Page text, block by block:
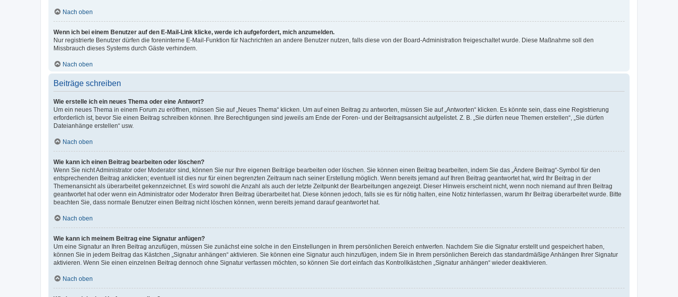
Nach oben
Wenn ich bei einem Benutzer auf den E-Mail-Link klicke, werde ich aufgefordert, mich anzumelden.
Nur registrierte Benutzer dürfen die foreninterne E-Mail-Funktion für Nachrichten an andere Benutzer nutzen, falls diese von der Board-Administration freigeschaltet wurde. Diese Maßnahme soll den
Missbrauch dieses Systems durch Gäste verhindern.
Nach oben
Beiträge schreiben
Wie erstelle ich ein neues Thema oder eine Antwort?
Um ein neues Thema in einem Forum zu eröffnen, müssen Sie auf „Neues Thema“ klicken. Um auf einen Beitrag zu antworten, müssen Sie auf „Antworten“ klicken. Es könnte sein, dass eine Registrierung
erforderlich ist, bevor Sie einen Beitrag schreiben können. Ihre Berechtigungen sind jeweils am Ende der Foren- und der Beitragsansicht aufgelistet. Z. B. „Sie dürfen neue Themen erstellen“, „Sie dürfen
Dateianhänge erstellen“ usw.
Nach oben
Wie kann ich einen Beitrag bearbeiten oder löschen?
Wenn Sie nicht Administrator oder Moderator sind, können Sie nur Ihre eigenen Beiträge bearbeiten oder löschen. Sie können einen Beitrag bearbeiten, indem Sie das „Ändere Beitrag“-Symbol für den
entsprechenden Beitrag anklicken; eventuell ist dies nur für einen begrenzten Zeitraum nach seiner Erstellung möglich. Wenn bereits jemand auf Ihren Beitrag geantwortet hat, wird Ihr Beitrag in der
Themenansicht als überarbeitet gekennzeichnet. Es wird sowohl die Anzahl als auch der letzte Zeitpunkt der Bearbeitungen angezeigt. Dieser Hinweis erscheint nicht, wenn noch niemand auf Ihren Beitrag
geantwortet hat oder wenn ein Administrator oder Moderator Ihren Beitrag überarbeitet hat. Diese können jedoch, falls sie es für nötig halten, eine Notiz hinterlassen, warum Ihr Beitrag überarbeitet wurde. Bitte
beachten Sie, dass normale Benutzer einen Beitrag nicht löschen können, wenn bereits jemand darauf geantwortet hat.
Nach oben
Wie kann ich meinem Beitrag eine Signatur anfügen?
Um eine Signatur an Ihren Beitrag anzufügen, müssen Sie zunächst eine solche in den Einstellungen in Ihrem persönlichen Bereich entwerfen. Nachdem Sie die Signatur erstellt und gespeichert haben,
können Sie in jedem Beitrag das Kästchen „Signatur anhängen“ aktivieren. Sie können eine Signatur auch hinzufügen, indem Sie in Ihrem persönlichen Bereich das standardmäßige Anhängen Ihrer Signatur
aktivieren. Wenn Sie einen einzelnen Beitrag dennoch ohne Signatur verfassen möchten, so können Sie dort einfach das Kontrollkästchen „Signatur anhängen“ wieder deaktivieren.
Nach oben